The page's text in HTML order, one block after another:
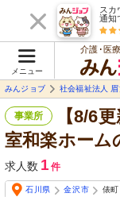
スカ
通知
メニュー
介護･医
みんジョブ
社会福祉法人
事業所
【8/6
室和楽ホーム
求人数 1 件
石川県 金沢市 俵町